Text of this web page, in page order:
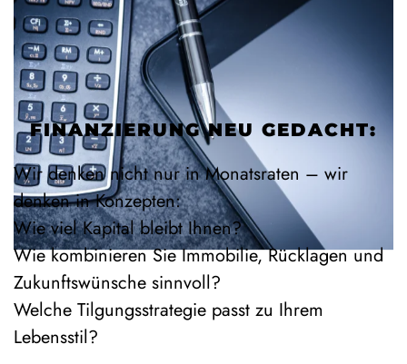
FINANZIERUNG NEU GEDACHT:
Wir denken nicht nur in Monatsraten – wir
denken in Konzepten:
Wie viel Kapital bleibt Ihnen?
Wie kombinieren Sie Immobilie, Rücklagen und
Zukunftswünsche sinnvoll?
Welche Tilgungsstrategie passt zu Ihrem
Lebensstil?